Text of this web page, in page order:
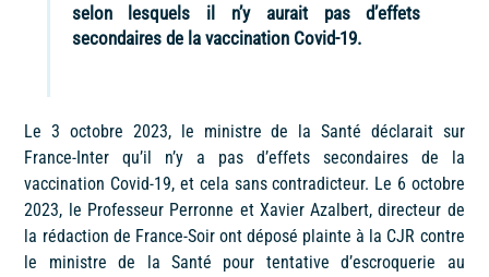
selon lesquels il n’y aurait pas d’effets
secondaires de la vaccination Covid-19.
Le 3 octobre 2023, le ministre de la Santé déclarait sur
France-Inter qu’il n’y a pas d’effets secondaires de la
vaccination Covid-19, et cela sans contradicteur. Le 6 octobre
2023, le Professeur Perronne et Xavier Azalbert, directeur de
la rédaction de France-Soir ont déposé plainte à la CJR contre
le ministre de la Santé pour tentative d’escroquerie au